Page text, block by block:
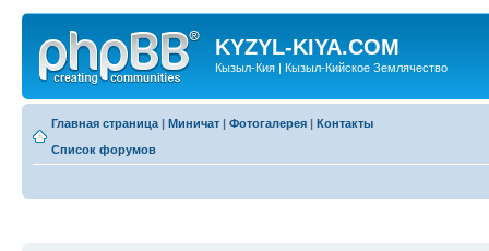
KYZYL-KIYA.COM
Кызыл-Кия | Кызыл-Кийское Землячество
Главная страница | Миничат | Фотогалерея | Контакты
Список форумов